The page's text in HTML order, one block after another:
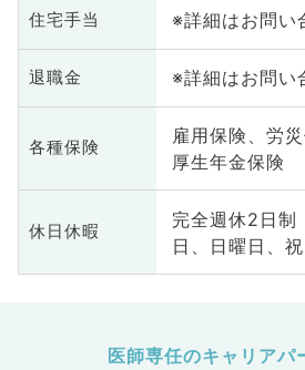
住宅手当 ※詳細はお問い
退職金 ※詳細はお問い
各種保険
雇用保険、労
厚生年金保険
休日休暇
完全週休2日制
日、日曜日、
医師専任のキャリアパ